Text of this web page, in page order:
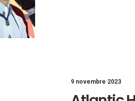
9 novembre 2023